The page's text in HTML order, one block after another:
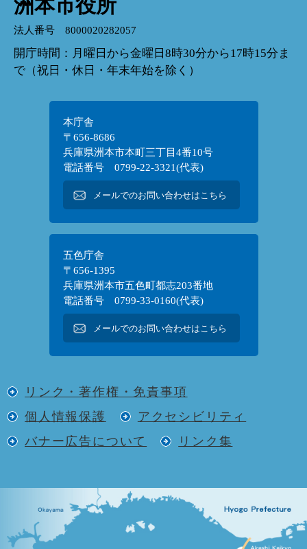
洲本市役所
法人番号 8000020282057
開庁時間：月曜日から金曜日8時30分から17時15分ま
で（祝日・休日・年末年始を除く）
本庁舎
〒656-8686
兵庫県洲本市本町三丁目4番10号
電話番号 0799-22-3321(代表)
メールでのお問い合わせはこちら
五色庁舎
〒656-1395
兵庫県洲本市五色町都志203番地
電話番号 0799-33-0160(代表)
メールでのお問い合わせはこちら
リンク・著作権・免責事項
個人情報保護
アクセシビリティ
バナー広告について
リンク集